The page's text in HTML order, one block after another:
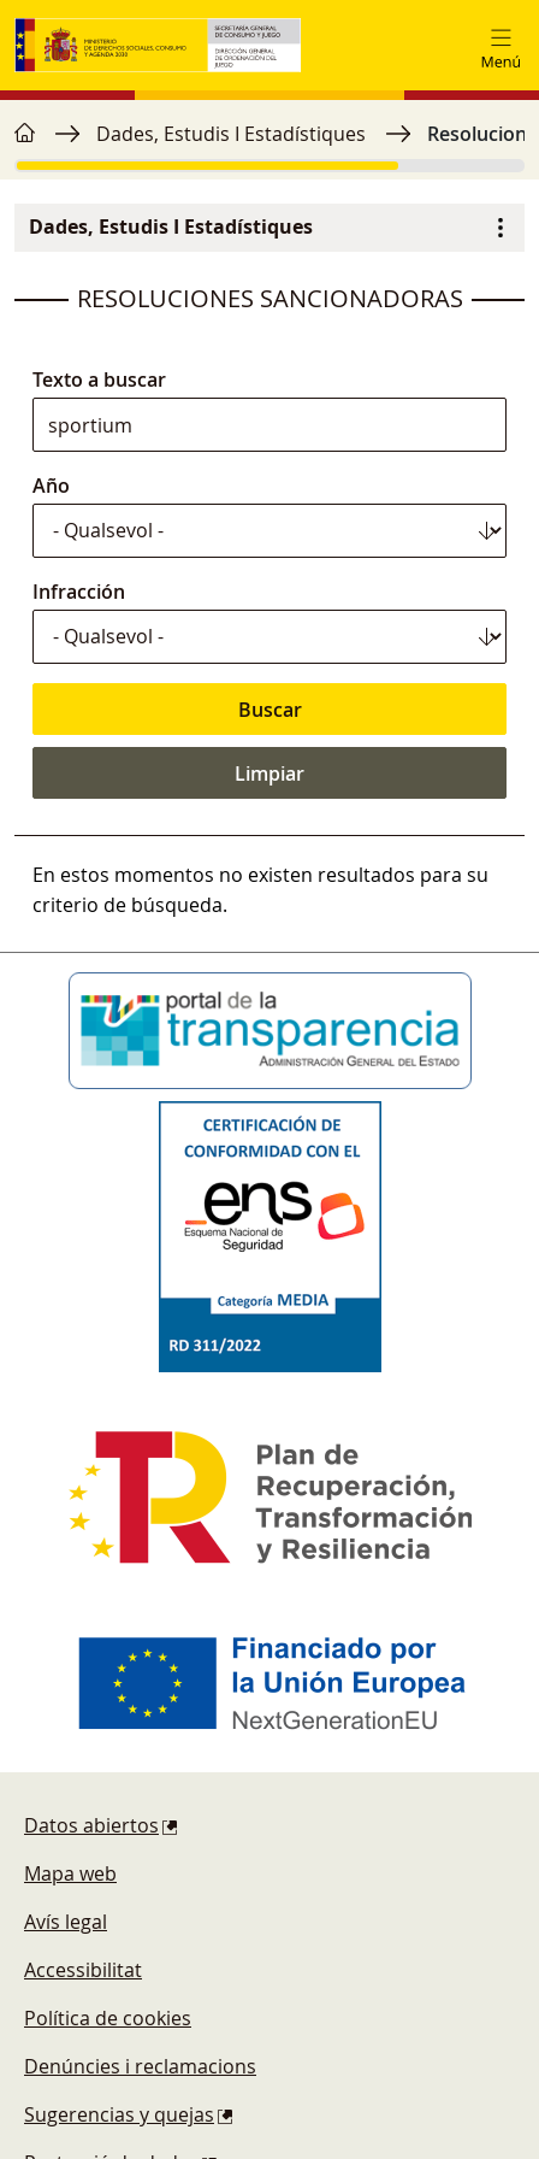
Vés al contingut
Fil d'ariadna
home Dades, Estudis I Estadístiques
Dades, Estudis I Estadístiques
RESOLUCIONES SANCIONADORAS
Texto a buscar
Año
Infracción
En estos momentos no existen resultados para su
criterio de búsqueda.
Datos abiertos
Mapa web
Avís legal
Accessibilitat
Política de cookies
Denúncies i reclamacions
Sugerencias y quejas